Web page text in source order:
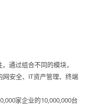
，通过组合不同的模块，
网安全、IT资产管理、终端
家企业的10,000,000台